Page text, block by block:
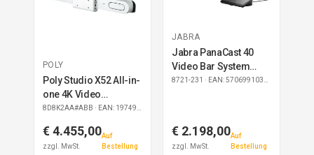
POLY
Poly Studio X52 All-in-
one 4K Video
Konferenzsystem EU
8D8K2AA#ABB · EAN: 197497110562
€ 4.455,00
zzgl. MwSt.
Auf
Bestellung
JABRA
Jabra PanaCast 40
Video Bar System
Microsoft Teams
8721-231 · EAN: 5706991033793
€ 2.198,00
zzgl. MwSt.
Auf
Bestellung